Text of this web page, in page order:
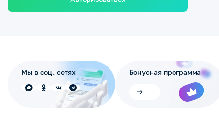
Мы в соц. сетях Бонусная программа